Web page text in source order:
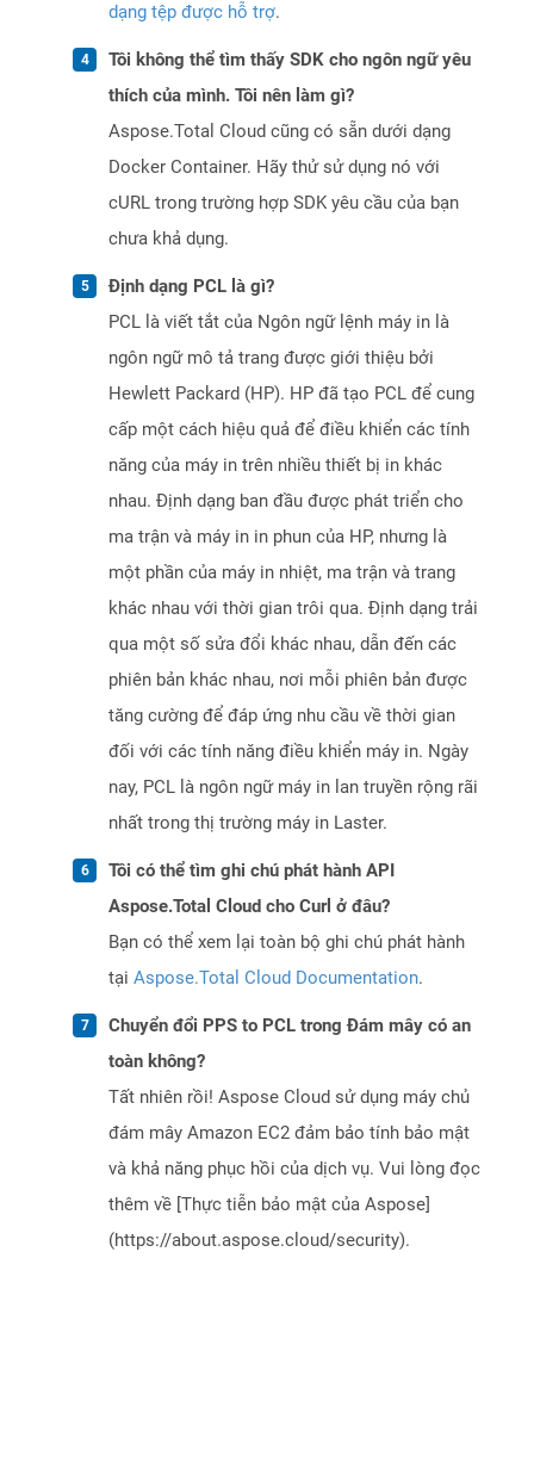
dạng tệp được hỗ trợ.
Tôi không thể tìm thấy SDK cho ngôn ngữ yêu
thích của mình. Tôi nên làm gì?
Aspose.Total Cloud cũng có sẵn dưới dạng
Docker Container. Hãy thử sử dụng nó với
cURL trong trường hợp SDK yêu cầu của bạn
chưa khả dụng.
Định dạng PCL là gì?
PCL là viết tắt của Ngôn ngữ lệnh máy in là
ngôn ngữ mô tả trang được giới thiệu bởi
Hewlett Packard (HP). HP đã tạo PCL để cung
cấp một cách hiệu quả để điều khiển các tính
năng của máy in trên nhiều thiết bị in khác
nhau. Định dạng ban đầu được phát triển cho
ma trận và máy in in phun của HP, nhưng là
một phần của máy in nhiệt, ma trận và trang
khác nhau với thời gian trôi qua. Định dạng trải
qua một số sửa đổi khác nhau, dẫn đến các
phiên bản khác nhau, nơi mỗi phiên bản được
tăng cường để đáp ứng nhu cầu về thời gian
đối với các tính năng điều khiển máy in. Ngày
nay, PCL là ngôn ngữ máy in lan truyền rộng rãi
nhất trong thị trường máy in Laster.
Tôi có thể tìm ghi chú phát hành API
Aspose.Total Cloud cho Curl ở đâu?
Bạn có thể xem lại toàn bộ ghi chú phát hành
tại Aspose.Total Cloud Documentation.
Chuyển đổi PPS to PCL trong Đám mây có an
toàn không?
Tất nhiên rồi! Aspose Cloud sử dụng máy chủ
đám mây Amazon EC2 đảm bảo tính bảo mật
và khả năng phục hồi của dịch vụ. Vui lòng đọc
thêm về [Thực tiễn bảo mật của Aspose]
(https://about.aspose.cloud/security).